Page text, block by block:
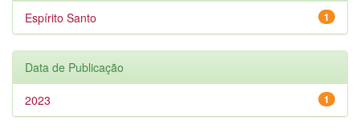
1
Espírito Santo
Data de Publicação
1
2023